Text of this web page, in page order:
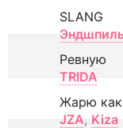
SLANG
Ревную
TRIDA
Жарю
JZA, Kiza